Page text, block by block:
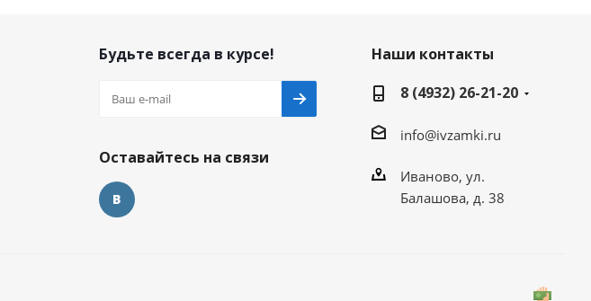
Будьте всегда в курсе!
Оставайтесь на связи
Наши контакты
8 (4932) 26-21-20
info@ivzamki.ru
Иваново, ул.
Балашова, д. 38